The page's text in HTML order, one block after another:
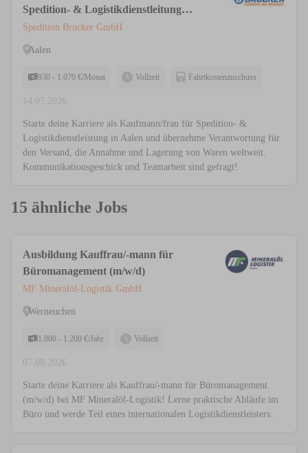
Spedition- & Logistikdienstleitung
(m/w/d) 2027
Spedition Brucker GmbH
Aalen
930 - 1.070 €/Monat Vollzeit Fahrtkostenzuschuss
14.07.2026
Starte deine Karriere als Kaufmann/frau für Spedition- &
Logistikdienstleistung in Aalen und übernehme Verantwortung für
den Versand, die Annahme und Lagerung von Waren weltweit.
Kommunikationsgeschick und Teamarbeit sind gefragt!
15 ähnliche Jobs
Ausbildung Kauffrau/-mann für
Büromanagement (m/w/d)
MF Mineralöl-Logistik GmbH
Werneuchen
1.000 - 1.200 €/Jahr Vollzeit
07.08.2026
Starte deine Karriere als Kauffrau/-mann für Büromanagement
(m/w/d) bei MF Mineralöl-Logistik! Lerne praktische Abläufe im
Büro und werde Teil eines internationalen Logistikdienstleisters.